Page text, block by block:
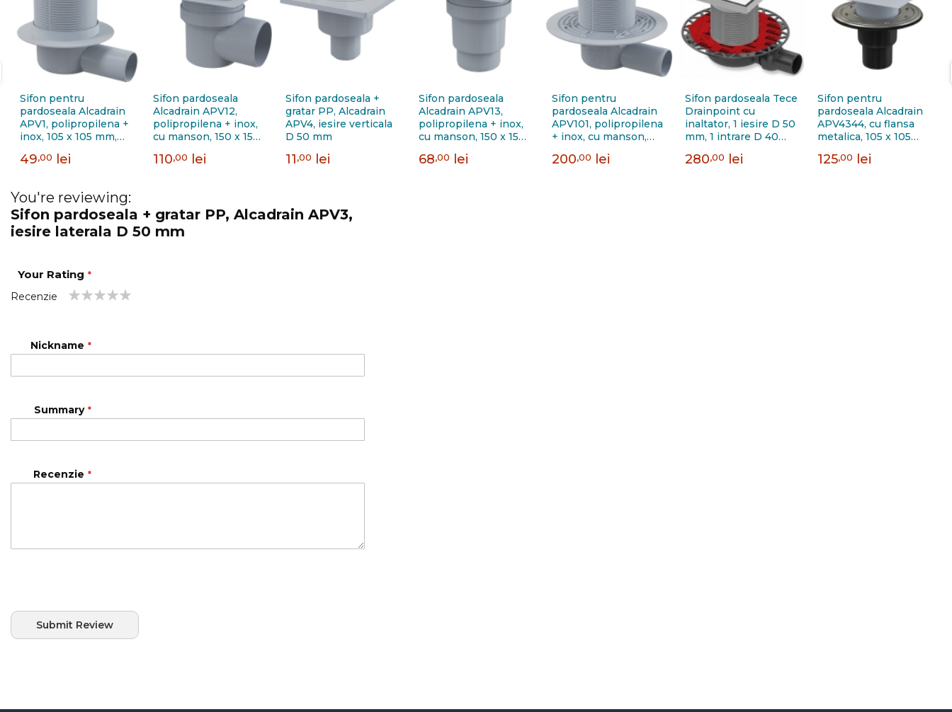
Sifon pentru
pardoseala Alcadrain
APV1, polipropilena +
inox, 105 x 105 mm,
mm
49,00 lei
Sifon pardoseala
Alcadrain APV12,
polipropilena + inox,
cu manson, 150 x 150
110 mm
110,00 lei
Sifon pardoseala +
gratar PP, Alcadrain
APV4, iesire verticala
D 50 mm
11,00 lei
Sifon pardoseala
Alcadrain APV13,
polipropilena + inox,
cu manson, 150 x 150
110 mm
68,00 lei
Sifon pentru
pardoseala Alcadrain
APV101, polipropilena
+ inox, cu manson,
laterala D 50 mm
200,00 lei
Sifon pardoseala Tece
Drainpoint cu
inaltator, 1 iesire D 50
mm, 1 intrare D 40
280,00 lei
Sifon pentru
pardoseala Alcadrain
APV4344, cu flansa
metalica, 105 x 105
50 - 75 mm
125,00 lei
You're reviewing:
Sifon pardoseala + gratar PP, Alcadrain APV3,
iesire laterala D 50 mm
Your Rating
Recenzie
Nickname
Summary
Recenzie
Submit Review